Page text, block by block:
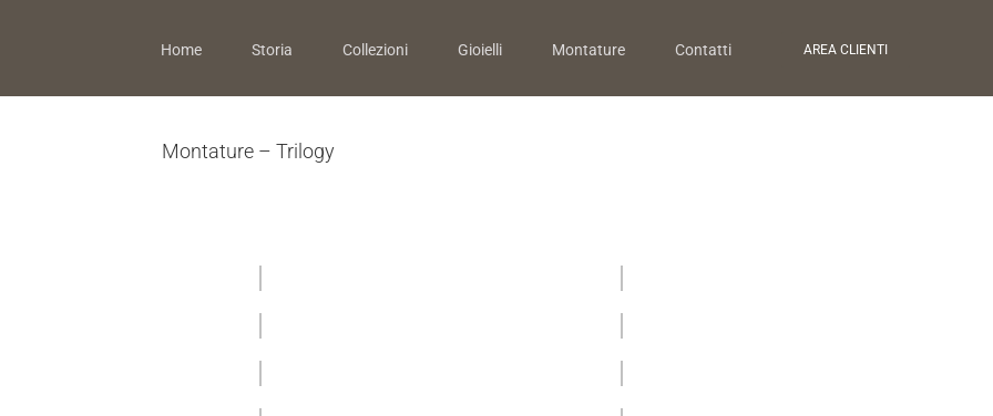
Home Storia Collezioni Gioielli Montature Contatti AREA CLIENTI
Montature – Trilogy